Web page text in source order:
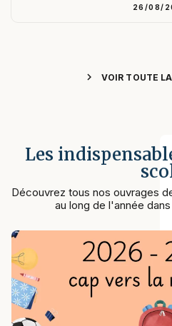
26/08/
chevron_right VOIR TOUTE
Les
Découvrez tous nos ouvrages
au long de l'année